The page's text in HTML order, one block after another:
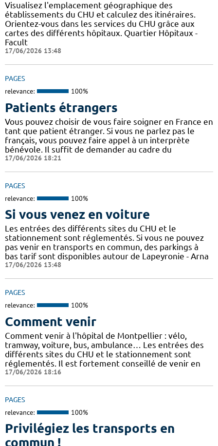
Visualisez l'emplacement géographique des
établissements du CHU et calculez des itinéraires.
Orientez-vous dans les services du CHU grâce aux
cartes des différents hôpitaux. Quartier Hôpitaux -
Facult
17/06/2026 13:48
PAGES
relevance: 100%
Patients étrangers
Vous pouvez choisir de vous faire soigner en France en
tant que patient étranger. Si vous ne parlez pas le
français, vous pouvez faire appel à un interprète
bénévole. Il suffit de demander au cadre du
17/06/2026 18:21
PAGES
relevance: 100%
Si vous venez en voiture
Les entrées des différents sites du CHU et le
stationnement sont réglementés. Si vous ne pouvez
pas venir en transports en commun, des parkings à
bas tarif sont disponibles autour de Lapeyronie - Arna
17/06/2026 13:48
PAGES
relevance: 100%
Comment venir
Comment venir à l'hôpital de Montpellier : vélo,
tramway, voiture, bus, ambulance… Les entrées des
différents sites du CHU et le stationnement sont
réglementés. Il est fortement conseillé de venir en
17/06/2026 18:16
PAGES
relevance: 100%
Privilégiez les transports en
commun !